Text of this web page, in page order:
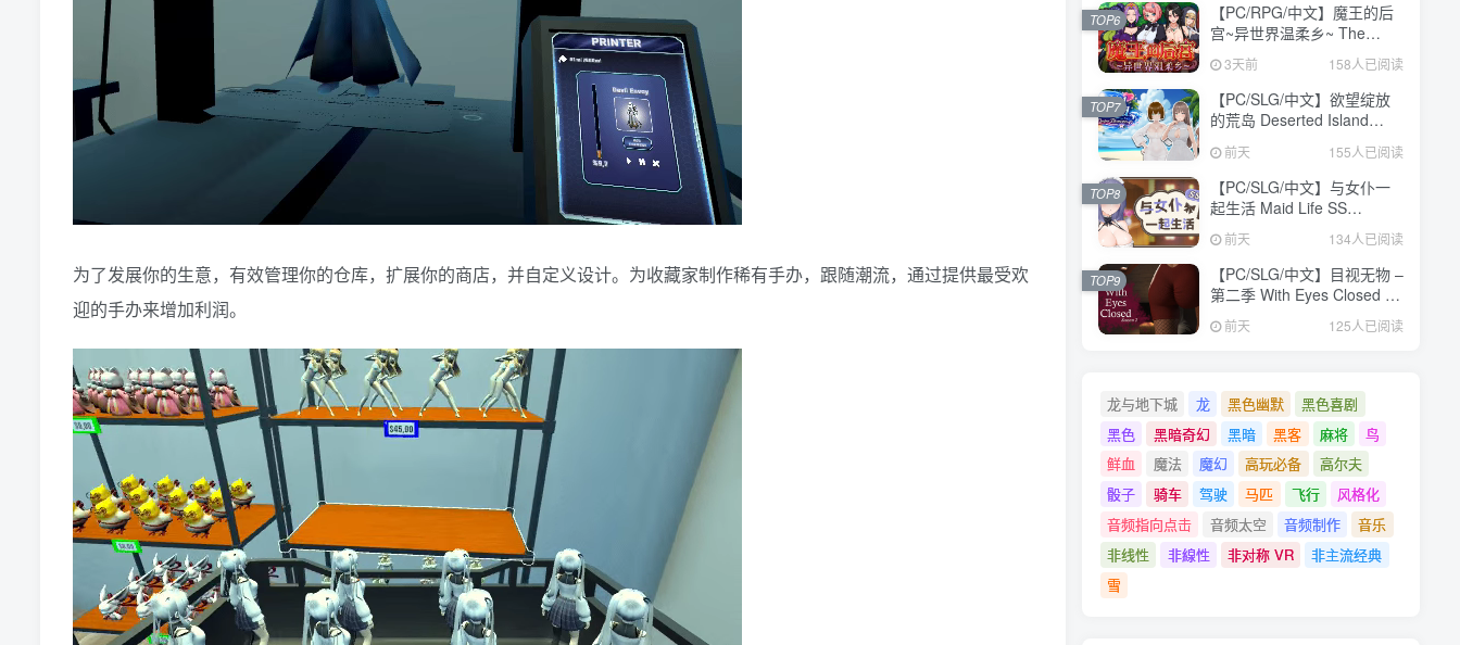
为了发展你的生意，有效管理你的仓库，扩展你的商店，并自定义设计。为收藏家制作稀有手办，跟随潮流，通过提供最受欢
迎的手办来增加利润。
【PC/RPG/中文】魔王的后
宫~异世界温柔乡~ The
Demon King: Harem
Build.24371582 STEAM官
方中文版【1.6GB】
3天前 158人已阅读
TOP6
【PC/SLG/中文】欲望绽放
的荒岛 Deserted Island
Where Desire Blossoms
V1.03 STEAM官方中文版
【1.1GB】
前天 155人已阅读
TOP7
【PC/SLG/中文】与女仆一
起生活 Maid Life SS
Build.24377103 STEAM官
方中文版【598MB】
前天 134人已阅读
TOP8
【PC/SLG/中文】目视无物 –
第二季 With Eyes Closed –
Season 2 Build.24311960
STEAM官方中文版
前天 125人已阅读
TOP9
龙与地下城 龙 黑色幽默
黑色喜剧
黑色
黑暗奇幻 黑暗 黑客 麻将
鸟
鲜血
魔法 魔幻 高玩必备
高尔夫
骰子
骑车 驾驶 马匹 飞行
风格化
音频指向点击
音频太空 音频制作
音乐
非线性
非線性 非对称 VR
非主流经典
雪